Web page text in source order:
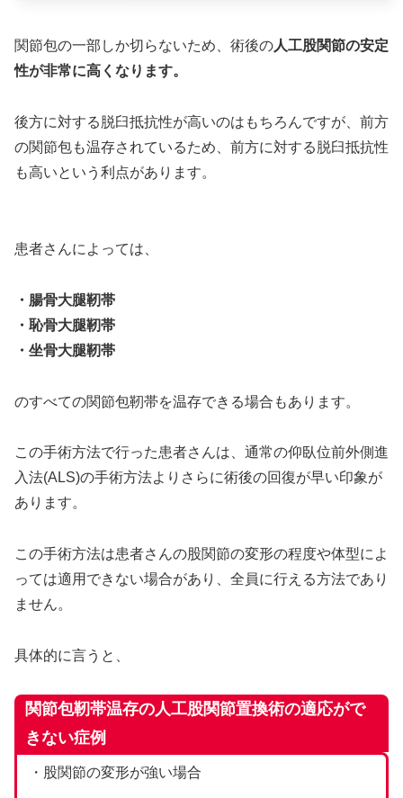
関節包の一部しか切らないため、術後の人工股関節の安定
性が非常に高くなります。
後方に対する脱臼抵抗性が高いのはもちろんですが、前方
の関節包も温存されているため、前方に対する脱臼抵抗性
も高いという利点があります。
患者さんによっては、
・腸骨大腿靭帯
・恥骨大腿靭帯
・坐骨大腿靭帯
のすべての関節包靭帯を温存できる場合もあります。
この手術方法で行った患者さんは、通常の仰臥位前外側進
入法(ALS)の手術方法よりさらに術後の回復が早い印象が
あります。
この手術方法は患者さんの股関節の変形の程度や体型によ
っては適用できない場合があり、全員に行える方法であり
ません。
具体的に言うと、
関節包靭帯温存の人工股関節置換術の適応がで
きない症例
・股関節の変形が強い場合